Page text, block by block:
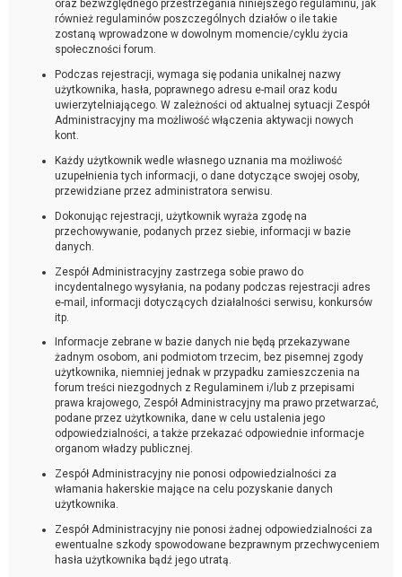
oraz bezwzględnego przestrzegania niniejszego regulaminu, jak
również regulaminów poszczególnych działów o ile takie
zostaną wprowadzone w dowolnym momencie/cyklu życia
społeczności forum.
Podczas rejestracji, wymaga się podania unikalnej nazwy
użytkownika, hasła, poprawnego adresu e-mail oraz kodu
uwierzytelniającego. W zależności od aktualnej sytuacji Zespół
Administracyjny ma możliwość włączenia aktywacji nowych
kont.
Każdy użytkownik wedle własnego uznania ma możliwość
uzupełnienia tych informacji, o dane dotyczące swojej osoby,
przewidziane przez administratora serwisu.
Dokonując rejestracji, użytkownik wyraża zgodę na
przechowywanie, podanych przez siebie, informacji w bazie
danych.
Zespół Administracyjny zastrzega sobie prawo do
incydentalnego wysyłania, na podany podczas rejestracji adres
e-mail, informacji dotyczących działalności serwisu, konkursów
itp.
Informacje zebrane w bazie danych nie będą przekazywane
żadnym osobom, ani podmiotom trzecim, bez pisemnej zgody
użytkownika, niemniej jednak w przypadku zamieszczenia na
forum treści niezgodnych z Regulaminem i/lub z przepisami
prawa krajowego, Zespół Administracyjny ma prawo przetwarzać,
podane przez użytkownika, dane w celu ustalenia jego
odpowiedzialności, a także przekazać odpowiednie informacje
organom władzy publicznej.
Zespół Administracyjny nie ponosi odpowiedzialności za
włamania hakerskie mające na celu pozyskanie danych
użytkownika.
Zespół Administracyjny nie ponosi żadnej odpowiedzialności za
ewentualne szkody spowodowane bezprawnym przechwyceniem
hasła użytkownika bądź jego utratą.